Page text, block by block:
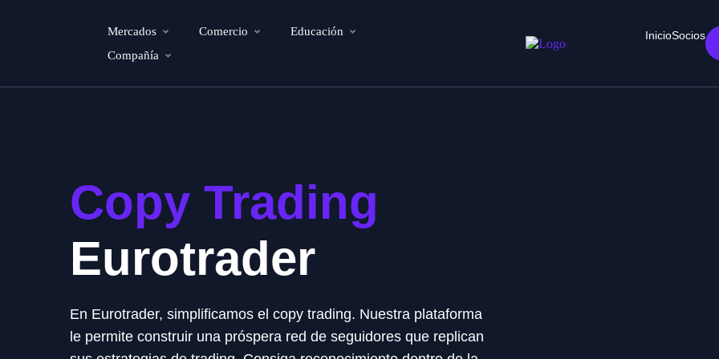
Mercados Comercio
Educación
Compañía
InicioSocios
Copy Trading
Eurotrader
En Eurotrader, simplificamos el copy trading. Nuestra plataforma
le permite construir una próspera red de seguidores que replican